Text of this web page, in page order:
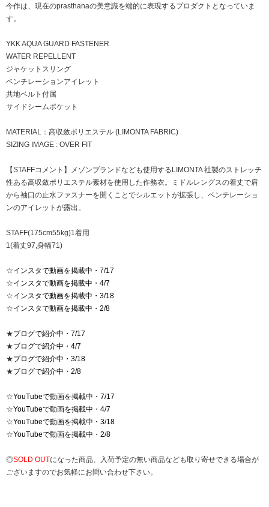
今作は、現在のprasthanaの美意識を端的に表現するプロダクトとなっていま
す。
YKK AQUA GUARD FASTENER
WATER REPELLENT
ジャケットスリング
ベンチレーションアイレット
共地ベルト付属
サイドシームポケット
MATERIAL：高収斂ポリエステル (LIMONTA FABRIC)
SIZING IMAGE : OVER FIT
【STAFFコメント】メゾンブランドなども使用するLIMONTA 社製のストレッチ
性ある高収斂ポリエステル素材を使用した作務衣。ミドルレングスの着丈で肩
から袖口の止水ファスナーを開くことでシルエットが拡張し、ベンチレーショ
ンのアイレットが露出。
STAFF(175cm55kg)1着用
1(着丈97,身幅71)
☆インスタで動画を掲載中・7/17
☆インスタで動画を掲載中・4/7
☆インスタで動画を掲載中・3/18
☆インスタで動画を掲載中・2/8
★ブログで紹介中・7/17
★ブログで紹介中・4/7
★ブログで紹介中・3/18
★ブログで紹介中・2/8
☆YouTubeで動画を掲載中・7/17
☆YouTubeで動画を掲載中・4/7
☆YouTubeで動画を掲載中・3/18
☆YouTubeで動画を掲載中・2/8
◎SOLD OUTになった商品、入荷予定の無い商品なども取り寄せできる場合が
ございますのでお気軽にお問い合わせ下さい。